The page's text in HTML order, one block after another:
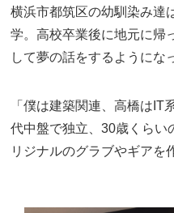
横浜市都筑区の幼馴染み達
学。高校卒業後に地元に帰
して夢の話をするようにな
「僕は建築関連、高橋は
代中盤で独立、30歳くらい
リジナルのグラブやギアを